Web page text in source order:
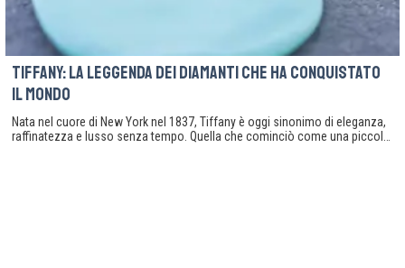
Tiffany: la leggenda dei diamanti che ha conquistato
il mondo
Nata nel cuore di New York nel 1837, Tiffany è oggi sinonimo di eleganza,
raffinatezza e lusso senza tempo. Quella che cominciò come una piccola